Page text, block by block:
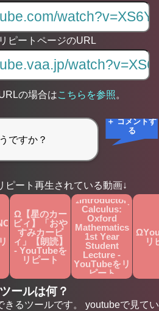
ピートページのURL
の場合はこちらを参照 。
＋ コメントす
る
ピート再生されている動画↓
Ω【星のカー
ビィ】「おや
すみカービ
ィ」【朗読】
- YouTubeを
リピート
ΩIntroductory
Calculus:
Oxford
Mathematics
1st Year
Student
Lecture -
YouTubeをリ
ピート
リ
ールは何？
きるツールです。 youtubeで見てい